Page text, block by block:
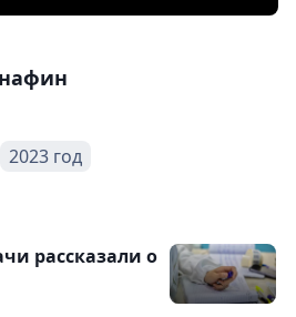
2023 год
рассказали о